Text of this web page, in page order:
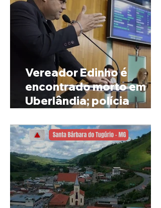
Vereador Edinho é
encontrado morto em
Uberlândia; polícia